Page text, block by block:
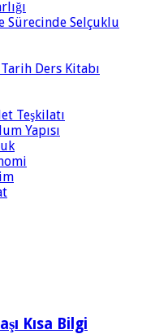
Sürecinde Selçuklu
Tarih Ders Kitabı
Teşkilatı
Yapısı
Kısa Bilgi